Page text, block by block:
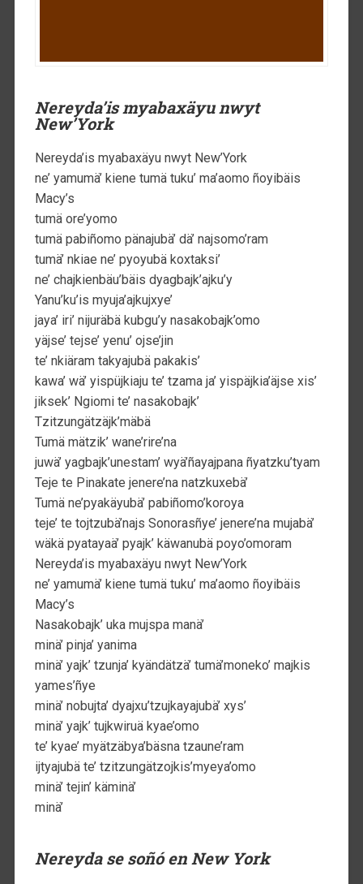
Nereyda’is myabaxäyu nwyt
New’York
Nereyda’is myabaxäyu nwyt New’York
ne’ yamumä’ kiene tumä tuku’ ma’aomo ñoyibäis
Macy’s
tumä ore’yomo
tumä pabiñomo pänajubä’ dä’ najsomo’ram
tumä’ nkiae ne’ pyoyubä koxtaksi’
ne’ chajkienbäu’bäis dyagbajk’ajku’y
Yanu’ku’is myuja’ajkujxye’
jaya’ iri’ nijuräbä kubgu’y nasakobajk’omo
yäjse’ tejse’ yenu’ ojse’jin
te’ nkiäram takyajubä pakakis’
kawa’ wä’ yispüjkiaju te’ tzama ja’ yispäjkia’äjse xis’
jiksek’ Ngiomi te’ nasakobajk’
Tzitzungätzäjk’mäbä
Tumä mätzik’ wane’rire’na
juwä’ yagbajk’unestam’ wyä’ñayajpana ñyatzku’tyam
Teje te Pinakate jenere’na natzkuxebä’
Tumä ne’pyakäyubä’ pabiñomo’koroya
teje’ te tojtzubä’najs Sonorasñye’ jenere’na mujabä’
wäkä pyatayaä’ pyajk’ käwanubä poyo’omoram
Nereyda’is myabaxäyu nwyt New’York
ne’ yamumä’ kiene tumä tuku’ ma’aomo ñoyibäis
Macy’s
Nasakobajk’ uka mujspa manä’
minä’ pinja’ yanima
minä’ yajk’ tzunja’ kyändätzä’ tumä’moneko’ majkis
yames’ñye
minä’ nobujta’ dyajxu’tzujkayajubä’ xys’
minä’ yajk’ tujkwiruä kyae’omo
te’ kyae’ myätzäbya’bäsna tzaune’ram
ijtyajubä te’ tzitzungätzojkis’myeya’omo
minä’ tejin’ käminä’
minä’
Nereyda se soñó en New York